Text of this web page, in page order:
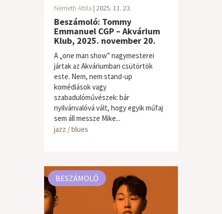
Németh Attila | 2025. 11. 23.
Beszámoló: Tommy
Emmanuel CGP – Akvárium
Klub, 2025. november 20.
A „one man show” nagymesterei
jártak az Akváriumban csütörtök
este. Nem, nem stand-up
komédiások vagy
szabadulóművészek: bár
nyilvánvalóvá vált, hogy egyik műfaj
sem áll messze Mike...
jazz / blues
BESZÁMOLÓ